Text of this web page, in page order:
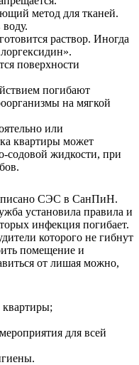
метод для тканей.
воду.
раствор. Иногда
поверхности
погибают
на мягкой
или
квартиры может
содовой жидкости, при
СЭС в СанПиН.
установила правила и
инфекция погибает.
которого не гибнут
помещение и
от лишая можно,
для всей